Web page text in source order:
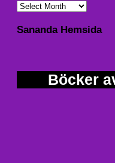
Sananda Hemsida
Böcker